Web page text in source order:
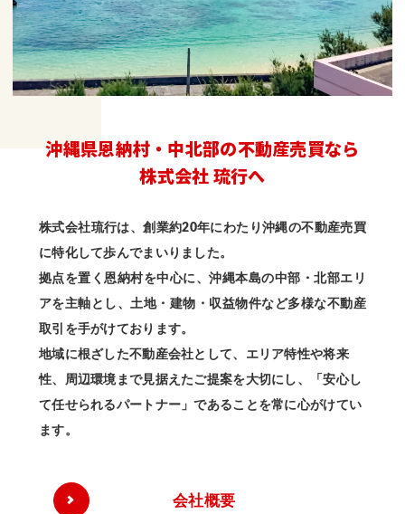
沖縄県恩納村・中北部の不動産売買なら
株式会社 琉行へ
株式会社琉行は、創業約20年にわたり沖縄の不動産売買
に特化して歩んでまいりました。
拠点を置く恩納村を中心に、沖縄本島の中部・北部エリ
アを主軸とし、土地・建物・収益物件など多様な不動産
取引を手がけております。
地域に根ざした不動産会社として、エリア特性や将来
性、周辺環境まで見据えたご提案を大切にし、「安心し
て任せられるパートナー」であることを常に心がけてい
ます。
会社概要